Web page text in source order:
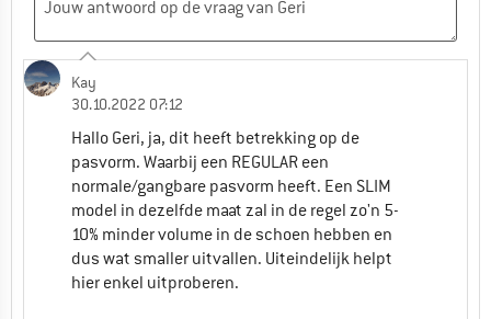
Kay
30.10.2022 07:12
Hallo Geri, ja, dit heeft betrekking op de
pasvorm. Waarbij een REGULAR een
normale/gangbare pasvorm heeft. Een SLIM
model in dezelfde maat zal in de regel zo'n 5-
10% minder volume in de schoen hebben en
dus wat smaller uitvallen. Uiteindelijk helpt
hier enkel uitproberen.